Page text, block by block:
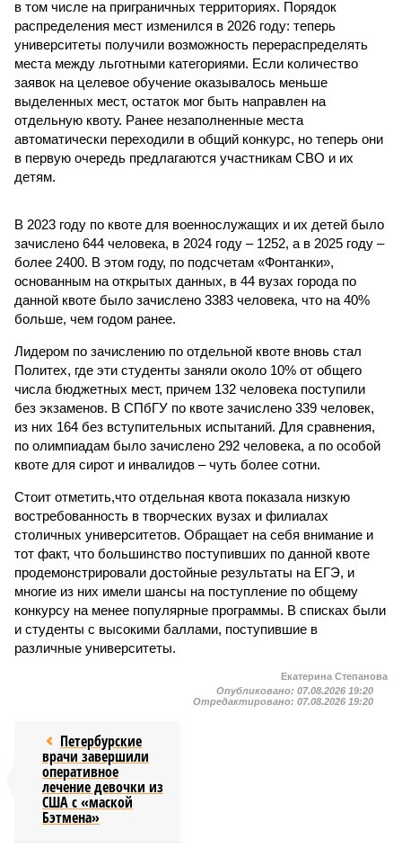
в том числе на приграничных территориях. Порядок
распределения мест изменился в 2026 году: теперь
университеты получили возможность перераспределять
места между льготными категориями. Если количество
заявок на целевое обучение оказывалось меньше
выделенных мест, остаток мог быть направлен на
отдельную квоту. Ранее незаполненные места
автоматически переходили в общий конкурс, но теперь они
в первую очередь предлагаются участникам СВО и их
детям.
В 2023 году по квоте для военнослужащих и их детей было
зачислено 644 человека, в 2024 году – 1252, а в 2025 году –
более 2400. В этом году, по подсчетам «Фонтанки»,
основанным на открытых данных, в 44 вузах города по
данной квоте было зачислено 3383 человека, что на 40%
больше, чем годом ранее.
Лидером по зачислению по отдельной квоте вновь стал
Политех, где эти студенты заняли около 10% от общего
числа бюджетных мест, причем 132 человека поступили
без экзаменов. В СПбГУ по квоте зачислено 339 человек,
из них 164 без вступительных испытаний. Для сравнения,
по олимпиадам было зачислено 292 человека, а по особой
квоте для сирот и инвалидов – чуть более сотни.
Стоит отметить,что отдельная квота показала низкую
востребованность в творческих вузах и филиалах
столичных университетов. Обращает на себя внимание и
тот факт, что большинство поступивших по данной квоте
продемонстрировали достойные результаты на ЕГЭ, и
многие из них имели шансы на поступление по общему
конкурсу на менее популярные программы. В списках были
и студенты с высокими баллами, поступившие в
различные университеты.
Екатерина Степанова
Опубликовано: 07.08.2026 19:20
Отредактировано: 07.08.2026 19:20
Петербурские
врачи завершили
оперативное
лечение девочки из
США с «маской
Бэтмена»